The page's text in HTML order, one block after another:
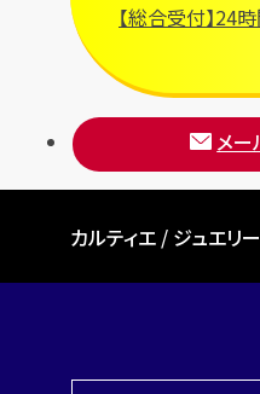
【総合受付】24
メー
カルティエ / ジュエリ